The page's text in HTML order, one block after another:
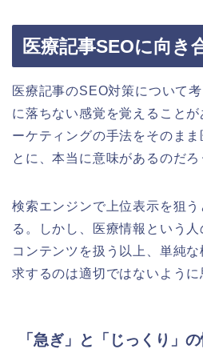
医療記事SEOに向き
医療記事のSEO対策について
に落ちない感覚を覚えること
ーケティングの手法をそのま
とに、本当に意味があるのだろ
検索エンジンで上位表示を狙
る。しかし、医療情報という
コンテンツを扱う以上、単純
求するのは適切ではないように
「急ぎ」と「じっくり」